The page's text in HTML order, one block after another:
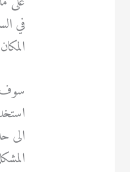
في
سوف
الى